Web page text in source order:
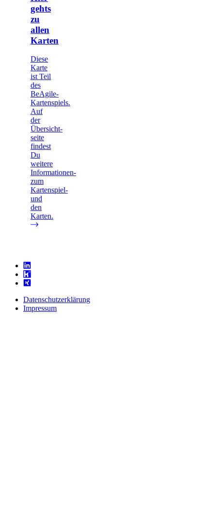
gehts
zu
allen
Karten
Diese
Karte
ist Teil
des
BeAgile-
Kartenspiels­.
Auf
der
Übersicht­
seite
findest
Du
weitere
Informationen­
zum
Kartenspiel­
und
den
Karten.
Datenschutzerklärung
Impressum